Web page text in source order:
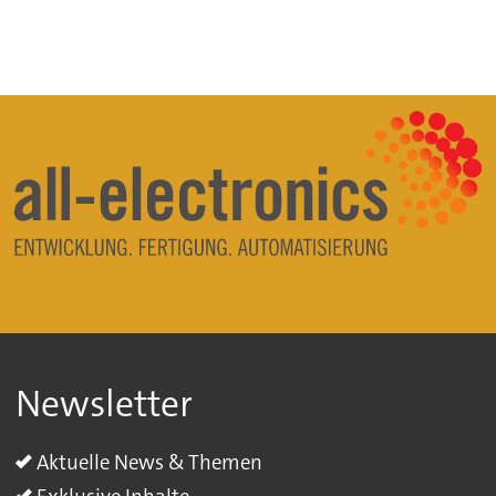
Newsletter
Aktuelle News & Themen